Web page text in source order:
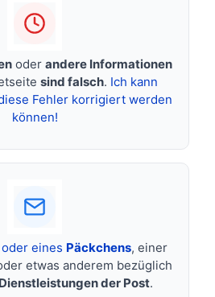
oder andere Informationen
sind falsch. Ich kann
Fehler korrigiert werden
können!
oder eines Päckchens, einer
etwas anderem bezüglich
Dienstleistungen der Post.